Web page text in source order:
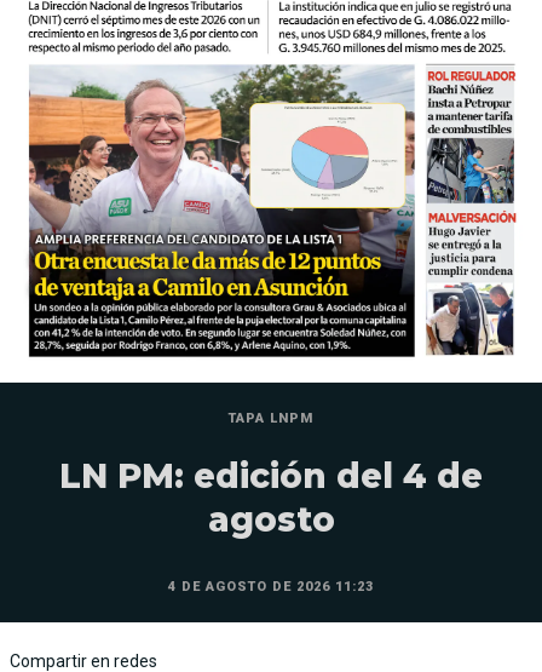
TAPA LNPM
LN PM: edición del 4 de
agosto
4 DE AGOSTO DE 2026 11:23
Compartir en redes